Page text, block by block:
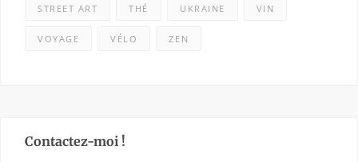
STREET ART THÉ UKRAINE VIN
VOYAGE VÉLO ZEN
Contactez-moi !